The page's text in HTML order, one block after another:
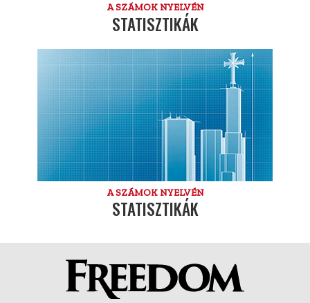
A SZÁMOK NYELVÉN
STATISZTIKÁK
A SZÁMOK NYELVÉN
STATISZTIKÁK